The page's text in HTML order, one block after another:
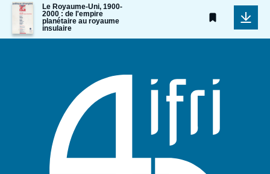
Image
de
couverture
de
Le Royaume-Uni, 1900-
2000 : de l'empire
planétaire au royaume
insulaire